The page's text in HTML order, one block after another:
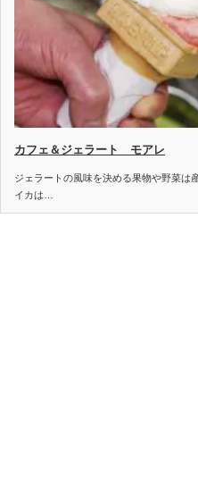
カフェ＆ジェラート モアレ
ジェラートの風味を決める果物や野菜は
イカは…